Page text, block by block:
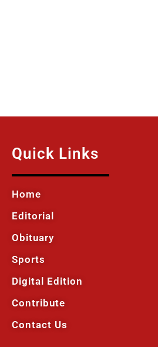
Quick Links
Home
Editorial
Obituary
Sports
Digital Edition
Contribute
Contact Us